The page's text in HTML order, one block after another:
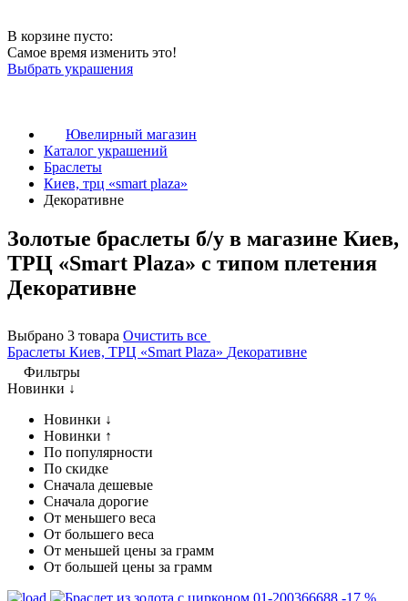
В корзине пусто:
Самое время изменить это!
Выбрать украшения
Ювелирный магазин
Каталог украшений
Браслеты
Киев, трц «smart plaza»
Декоративне
Золотые браслеты б/у в магазине Киев,
ТРЦ «Smart Plaza» с типом плетения
Декоративне
Выбрано 3 товара Очистить все
Браслеты Киев, ТРЦ «Smart Plaza» Декоративне
Фильтры
Новинки ↓
Новинки ↓
Новинки ↑
По популярности
По скидке
Сначала дешевые
Сначала дорогие
От меньшего веса
От большего веса
От меньшей цены за грамм
От большей цены за грамм
-17 %